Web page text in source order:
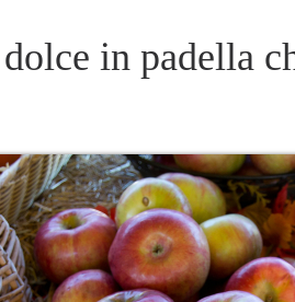
in padella